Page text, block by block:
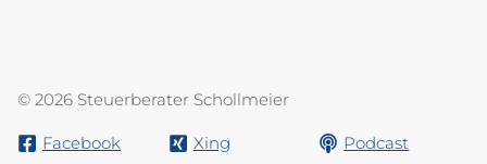
© 2026 Steuerberater Schollmeier
Facebook Xing
Podcast